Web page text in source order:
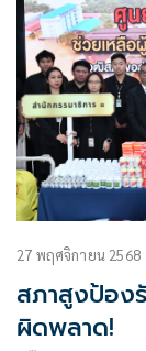
27 พฤศจิกายน 2568
สภาสูงป้อง
ผิดพลาด!